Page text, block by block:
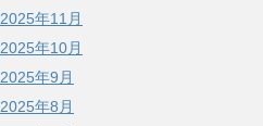
2025年11月
2025年10月
2025年9月
2025年8月